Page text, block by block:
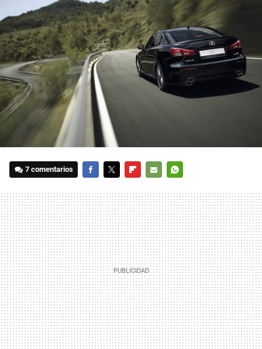
7 comentarios
MAIL